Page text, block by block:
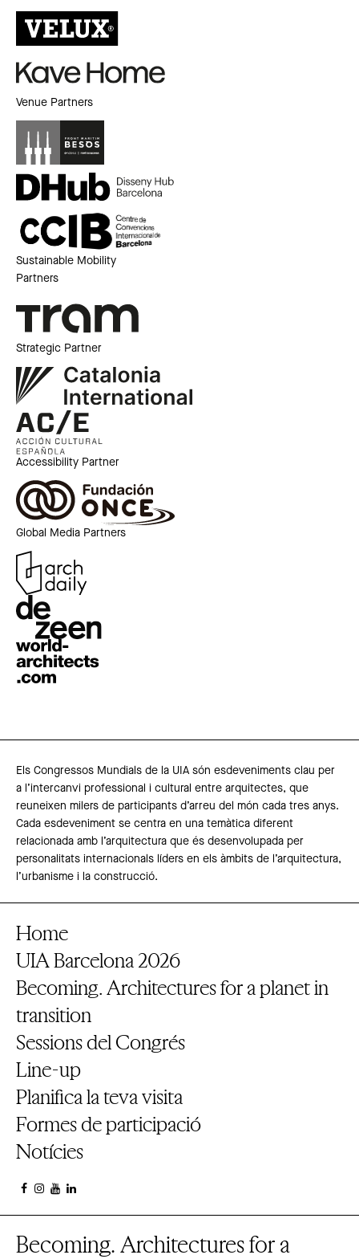
Venue Partners
Sustainable Mobility
Partners
Strategic Partner
Accessibility Partner
Global Media Partners
Els Congressos Mundials de la UIA són esdeveniments clau per
a l’intercanvi professional i cultural entre arquitectes, que
reuneixen milers de participants d’arreu del món cada tres anys.
Cada esdeveniment se centra en una temàtica diferent
relacionada amb l’arquitectura que és desenvolupada per
personalitats internacionals líders en els àmbits de l’arquitectura,
l’urbanisme i la construcció.
Home
UIA Barcelona 2026
Becoming. Architectures for a planet in
transition
Sessions del Congrés
Line-up
Planifica la teva visita
Formes de participació
Notícies
Becoming. Architectures for a